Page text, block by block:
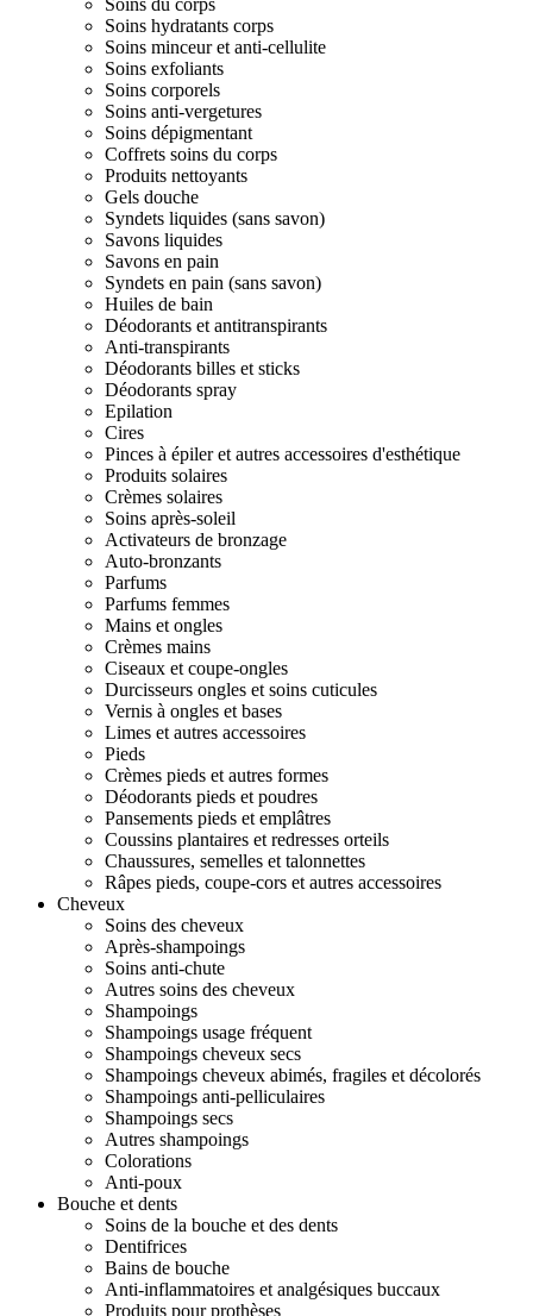
Soins du corps
Soins hydratants corps
Soins minceur et anti-cellulite
Soins exfoliants
Soins corporels
Soins anti-vergetures
Soins dépigmentant
Coffrets soins du corps
Produits nettoyants
Gels douche
Syndets liquides (sans savon)
Savons liquides
Savons en pain
Syndets en pain (sans savon)
Huiles de bain
Déodorants et antitranspirants
Anti-transpirants
Déodorants billes et sticks
Déodorants spray
Epilation
Cires
Pinces à épiler et autres accessoires d'esthétique
Produits solaires
Crèmes solaires
Soins après-soleil
Activateurs de bronzage
Auto-bronzants
Parfums
Parfums femmes
Mains et ongles
Crèmes mains
Ciseaux et coupe-ongles
Durcisseurs ongles et soins cuticules
Vernis à ongles et bases
Limes et autres accessoires
Pieds
Crèmes pieds et autres formes
Déodorants pieds et poudres
Pansements pieds et emplâtres
Coussins plantaires et redresses orteils
Chaussures, semelles et talonnettes
Râpes pieds, coupe-cors et autres accessoires
Cheveux
Soins des cheveux
Après-shampoings
Soins anti-chute
Autres soins des cheveux
Shampoings
Shampoings usage fréquent
Shampoings cheveux secs
Shampoings cheveux abimés, fragiles et décolorés
Shampoings anti-pelliculaires
Shampoings secs
Autres shampoings
Colorations
Anti-poux
Bouche et dents
Soins de la bouche et des dents
Dentifrices
Bains de bouche
Anti-inflammatoires et analgésiques buccaux
Produits pour prothèses